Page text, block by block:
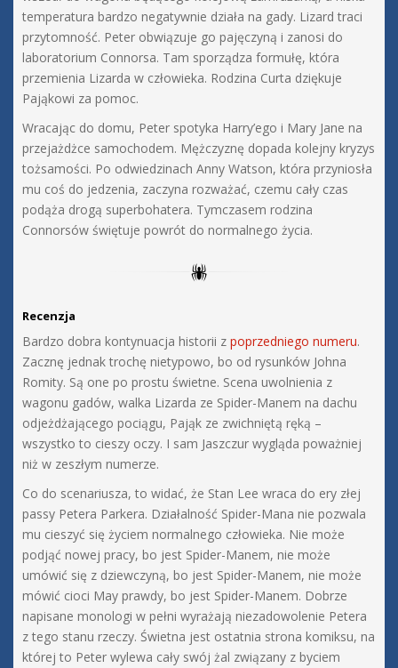
temperatura bardzo negatywnie działa na gady. Lizard traci
przytomność. Peter obwiązuje go pajęczyną i zanosi do
laboratorium Connorsa. Tam sporządza formułę, która
przemienia Lizarda w człowieka. Rodzina Curta dziękuje
Pająkowi za pomoc.
Wracając do domu, Peter spotyka Harry’ego i Mary Jane na
przejażdżce samochodem. Mężczyznę dopada kolejny kryzys
tożsamości. Po odwiedzinach Anny Watson, która przyniosła
mu coś do jedzenia, zaczyna rozważać, czemu cały czas
podąża drogą superbohatera. Tymczasem rodzina
Connorsów świętuje powrót do normalnego życia.
Recenzja
Bardzo dobra kontynuacja historii z poprzedniego numeru.
Zacznę jednak trochę nietypowo, bo od rysunków Johna
Romity. Są one po prostu świetne. Scena uwolnienia z
wagonu gadów, walka Lizarda ze Spider-Manem na dachu
odjeżdżającego pociągu, Pająk ze zwichniętą ręką –
wszystko to cieszy oczy. I sam Jaszczur wygląda poważniej
niż w zeszłym numerze.
Co do scenariusza, to widać, że Stan Lee wraca do ery złej
passy Petera Parkera. Działalność Spider-Mana nie pozwala
mu cieszyć się życiem normalnego człowieka. Nie może
podjąć nowej pracy, bo jest Spider-Manem, nie może
umówić się z dziewczyną, bo jest Spider-Manem, nie może
mówić cioci May prawdy, bo jest Spider-Manem. Dobrze
napisane monologi w pełni wyrażają niezadowolenie Petera
z tego stanu rzeczy. Świetna jest ostatnia strona komiksu, na
której to Peter wylewa cały swój żal związany z byciem